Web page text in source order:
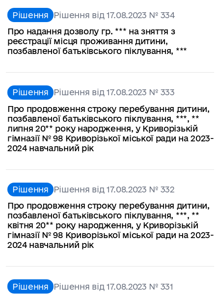
Рішення Рішення від 17.08.2023 № 334
Про надання дозволу гр. *** на зняття з
реєстрації місця проживання дитини,
позбавленої батьківського піклування, ***
Рішення Рішення від 17.08.2023 № 333
Про продовження строку перебування дитини,
позбавленої батьківського піклування, ***, **
липня 20** року народження, у Криворізькій
гімназії № 98 Криворізької міської ради на 2023-
2024 навчальний рік
Рішення Рішення від 17.08.2023 № 332
Про продовження строку перебування дитини,
позбавленої батьківського піклування, ***, **
квітня 20** року народження, у Криворізькій
гімназії № 98 Криворізької міської ради на 2023-
2024 навчальний рік
Рішення Рішення від 17.08.2023 № 331